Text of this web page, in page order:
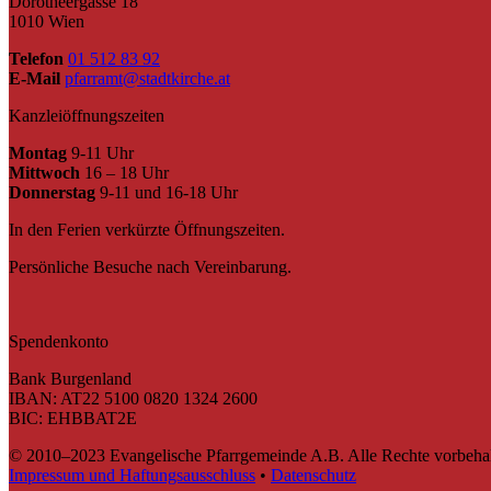
1010 Wien
Telefon 01 512 83 92
E-Mail pfarramt@stadtkirche.at
Kanzleiöffnungszeiten
Montag 9-11 Uhr
Mittwoch 16 – 18 Uhr
Donnerstag 9-11 und 16-18 Uhr
In den Ferien verkürzte Öffnungszeiten.
Persönliche Besuche nach Vereinbarung.
Spendenkonto
Bank Burgenland
IBAN: AT22 5100 0820 1324 2600
BIC: EHBBAT2E
© 2010–2023 Evangelische Pfarrgemeinde A.B. Alle Rechte
Impressum und Haftungsausschluss • Datenschutz